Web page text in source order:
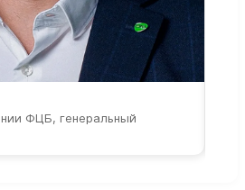
ФЦБ, генеральный